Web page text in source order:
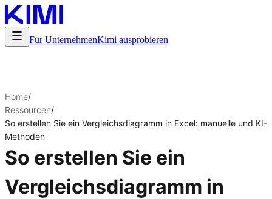
Für UnternehmenKimi ausprobieren
Home/
Ressourcen/
So erstellen Sie ein Vergleichsdiagramm in Excel: manuelle und KI-
Methoden
So erstellen Sie ein
Vergleichsdiagramm in